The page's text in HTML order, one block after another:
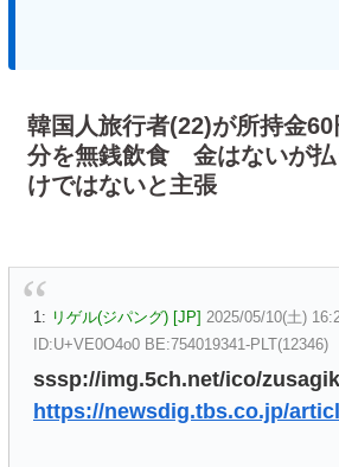
韓国人旅行者(22)が所持金60
分を無銭飲食 金はないが払
けではないと主張
1: リゲル(ジパング) [JP] 2025/05/10(土)
ID:U+VE0O4o0 BE:754019341-PLT(12346)
sssp://img.5ch.net/ico/
https://newsdig.tbs.co.jp/